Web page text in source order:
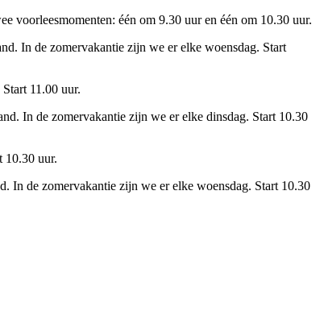
voorleesmomenten: één om 9.30 uur en één om 10.30 uur.
In de zomervakantie zijn we er elke woensdag. Start
11.00 uur.
In de zomervakantie zijn we er elke dinsdag. Start 10.30
10.30 uur.
In de zomervakantie zijn we er elke woensdag. Start 10.30